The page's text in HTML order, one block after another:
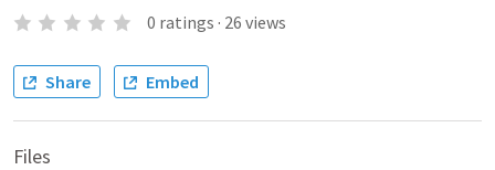
0 ratings · 26 views
Share Embed
Files